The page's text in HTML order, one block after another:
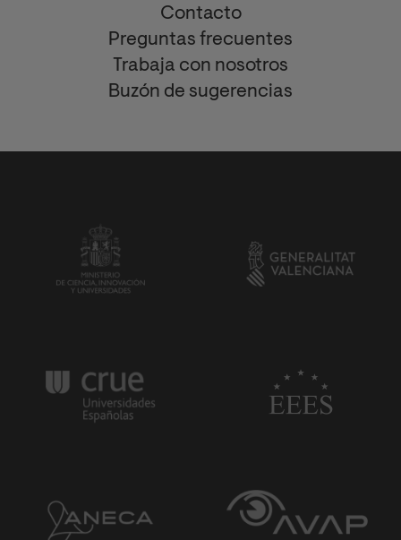
Contacto
Preguntas frecuentes
Trabaja con nosotros
Buzón de sugerencias